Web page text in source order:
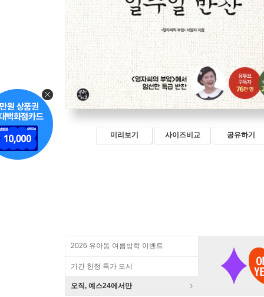
미리보기 사이즈비교 공유하기
2026 유아동 여름방학 이벤트
기간 한정 특가 도서
오직, 예스24에서만